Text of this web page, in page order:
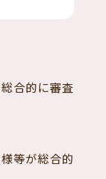
合的に審査
等が総合的